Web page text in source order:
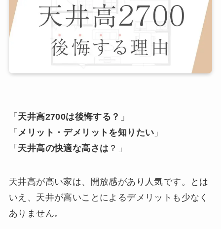
「 天井高2700は後悔する？ 」
「 メリット・デメリットを知りたい 」
「 天井高の快適な高さは ？」
天井高が高い家は、開放感があり人気です。とは
いえ、天井が高いことによるデメリットも少なく
ありません。